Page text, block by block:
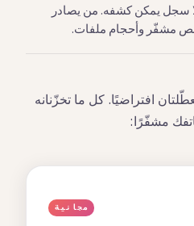
سجل يمكن كشفه. من يصادر
نص مشفّر وأحجام ملفات.
افتراضيًا. كل ما تخزّنانه
مشفّرًا:
مجانية